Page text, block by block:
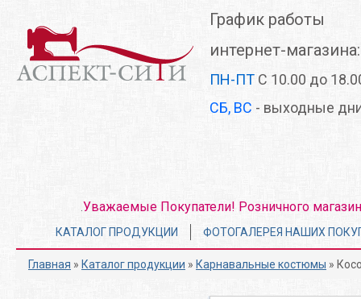
основному
содержанию
График работы
интернет-магазина:
ПН-ПТ С 10.00 до
СБ, ВС - выходные
Уважаемые Покупатели! Розничного
Главное
меню
КАТАЛОГ ПРОДУКЦИИ ФОТОГАЛЕРЕЯ НАШИХ
Главная » Каталог продукции » Карнавальные костюмы »